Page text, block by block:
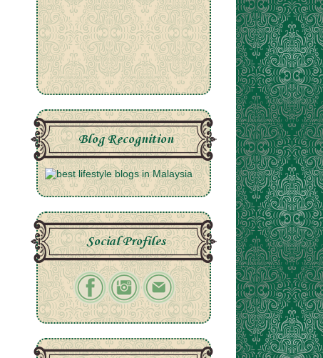
Blog Recognition
Social Profiles